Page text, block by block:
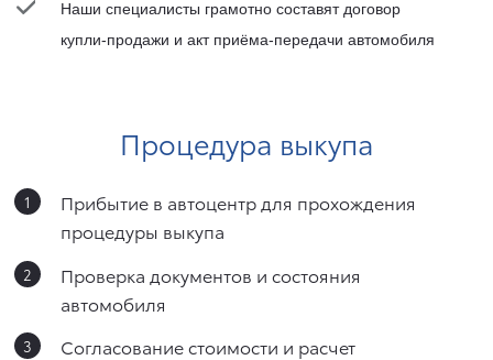
Наши специалисты грамотно составят договор
купли-продажи и акт приёма-передачи автомобиля
Процедура выкупа
Прибытие в автоцентр для прохождения
процедуры выкупа
Проверка документов и состояния
автомобиля
Согласование стоимости и расчет